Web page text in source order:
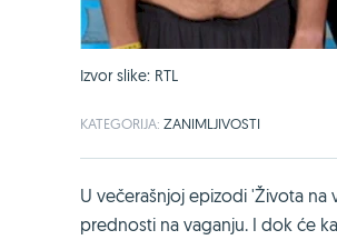
Izvor slike: RTL
KATEGORIJA: ZANIMLJIVOSTI
U večerašnjoj epizodi 'Života
prednosti na vaganju. I dok će